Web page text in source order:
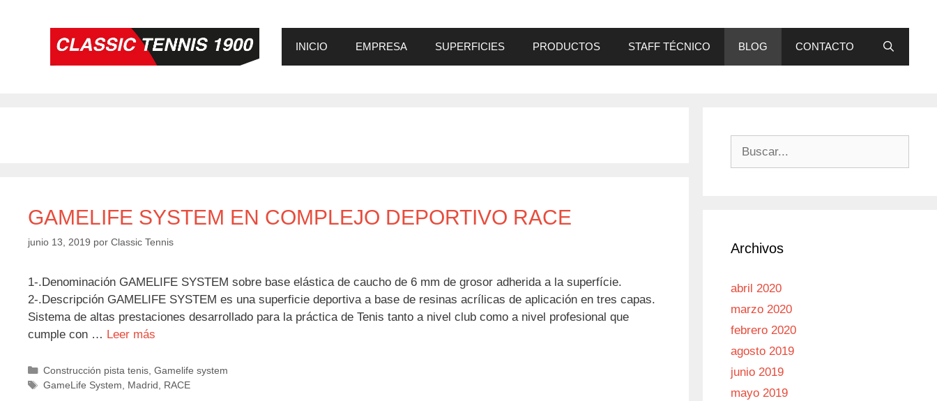
INICIO EMPRESA SUPERFICIES PRODUCTOS STAFF TÉCNICO BLOG CONTACTO
GAMELIFE SYSTEM EN COMPLEJO DEPORTIVO RACE
junio 13, 2019 por Classic Tennis
1-.Denominación GAMELIFE SYSTEM sobre base elástica de caucho de 6 mm de grosor adherida a la superfície.
2-.Descripción GAMELIFE SYSTEM es una superficie deportiva a base de resinas acrílicas de aplicación en tres capas.
Sistema de altas prestaciones desarrollado para la práctica de Tenis tanto a nivel club como a nivel profesional que
cumple con … Leer más
Categorías
Construcción pista tenis, Gamelife system
Etiquetas
GameLife System, Madrid, RACE
Archivos
abril 2020
marzo 2020
febrero 2020
agosto 2019
junio 2019
mayo 2019